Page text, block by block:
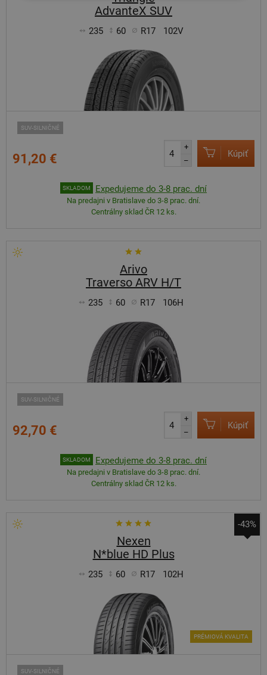
AdvanteX SUV
235 60 R17 102V
SUV-SILNIČNÉ
91,20 €
+
–
Kúpiť
SKLADOM Expedujeme do 3-8 prac. dní
Na predajni v Bratislave do 3-8 prac. dní.
Centrálny sklad ČR 12 ks.
Arivo
Traverso ARV H/T
235 60 R17 106H
SUV-SILNIČNÉ
92,70 €
+
–
Kúpiť
SKLADOM Expedujeme do 3-8 prac. dní
Na predajni v Bratislave do 3-8 prac. dní.
Centrálny sklad ČR 12 ks.
-43%
Nexen
N*blue HD Plus
235 60 R17 102H
SUV-SILNIČNÉ
PRÉMIOVÁ KVALITA